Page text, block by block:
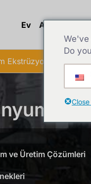
Ev Alüminyum
Ekstrüzyon
ve Üretim Çözümleri
We've
Do